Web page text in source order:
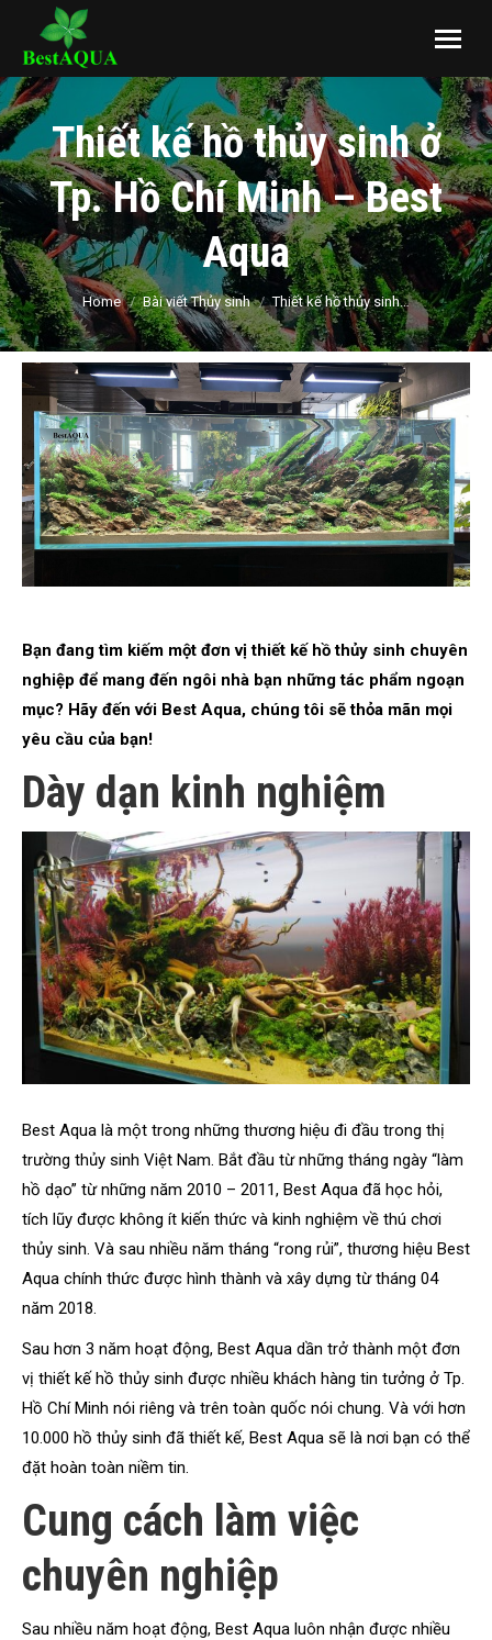
Thiết kế hồ thủy sinh ở
Tp. Hồ Chí Minh – Best
Aqua
You are here:
Home Bài viết Thủy sinh Thiết kế hồ thủy sinh…
Bạn đang tìm kiếm một đơn vị thiết kế hồ thủy sinh chuyên
nghiệp để mang đến ngôi nhà bạn những tác phẩm ngoạn
mục? Hãy đến với Best Aqua, chúng tôi sẽ thỏa mãn mọi
yêu cầu của bạn!
Dày dạn kinh nghiệm
Best Aqua là một trong những thương hiệu đi đầu trong thị
trường thủy sinh Việt Nam. Bắt đầu từ những tháng ngày “làm
hồ dạo” từ những năm 2010 – 2011, Best Aqua đã học hỏi,
tích lũy được không ít kiến thức và kinh nghiệm về thú chơi
thủy sinh. Và sau nhiều năm tháng “rong rủi”, thương hiệu Best
Aqua chính thức được hình thành và xây dựng từ tháng 04
năm 2018.
Sau hơn 3 năm hoạt động, Best Aqua dần trở thành một đơn
vị thiết kế hồ thủy sinh được nhiều khách hàng tin tưởng ở Tp.
Hồ Chí Minh nói riêng và trên toàn quốc nói chung. Và với hơn
10.000 hồ thủy sinh đã thiết kế, Best Aqua sẽ là nơi bạn có thể
đặt hoàn toàn niềm tin.
Cung cách làm việc
chuyên nghiệp
Sau nhiều năm hoạt động, Best Aqua luôn nhận được nhiều